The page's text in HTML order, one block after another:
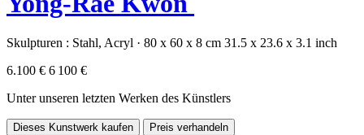
Skulpturen : Stahl, Acryl · 80 x 60 x 8 cm 31.5 x 23.6 x 3.1 inch
6.100 € 6 100 €
Unter unseren letzten Werken des Künstlers
Dieses Kunstwerk kaufen Preis verhandeln